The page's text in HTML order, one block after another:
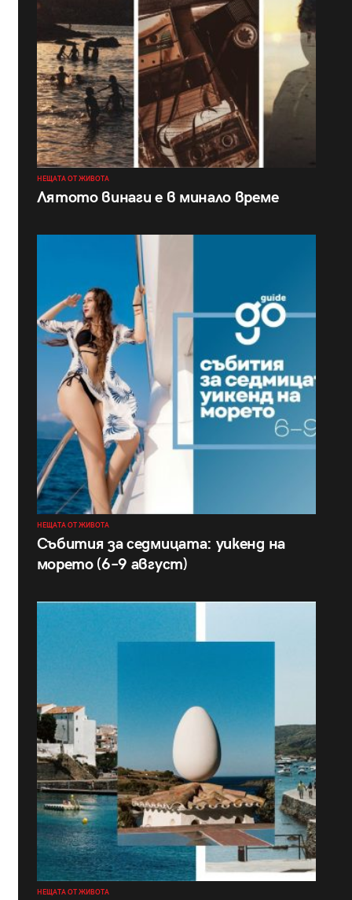
НЕЩАТА ОТ ЖИВОТА
Лятото винаги е в минало време
НЕЩАТА ОТ ЖИВОТА
Събития за седмицата: уикенд на
морето (6–9 август)
НЕЩАТА ОТ ЖИВОТА